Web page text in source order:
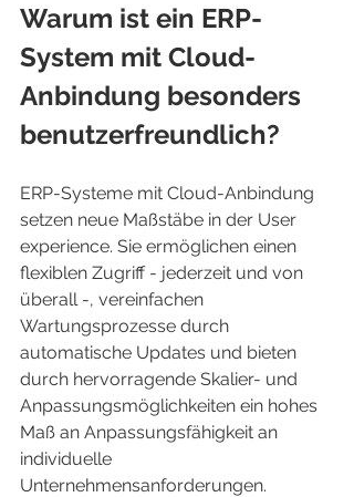
Warum ist ein ERP-
System mit Cloud-
Anbindung besonders
benutzerfreundlich?
ERP-Systeme mit Cloud-Anbindung
setzen neue Maßstäbe in der User
experience. Sie ermöglichen einen
flexiblen Zugriff - jederzeit und von
überall -, vereinfachen
Wartungsprozesse durch
automatische Updates und bieten
durch hervorragende Skalier- und
Anpassungsmöglichkeiten ein hohes
Maß an Anpassungsfähigkeit an
individuelle
Unternehmensanforderungen.